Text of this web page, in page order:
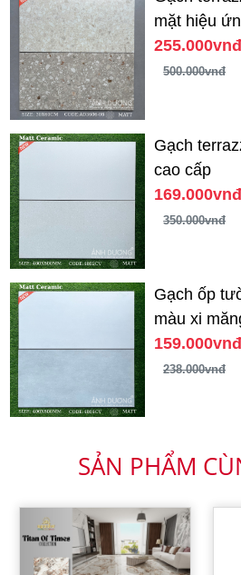
mặt hiệu
255.000vnđ
500.000vnđ
Gạch
cao cấp
169.000vnđ
350.000vnđ
Gạch ốp
màu xi
159.000vnđ
238.000vnđ
SẢN PHẨM